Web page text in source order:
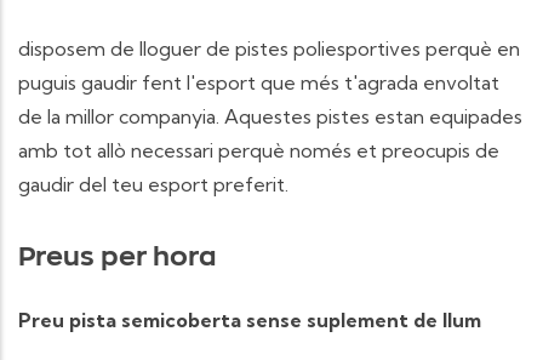
disposem de lloguer de pistes poliesportives perquè en
puguis gaudir fent l'esport que més t'agrada envoltat
de la millor companyia. Aquestes pistes estan equipades
amb tot allò necessari perquè només et preocupis de
gaudir del teu esport preferit.
Preus per hora
Preu pista semicoberta sense suplement de llum